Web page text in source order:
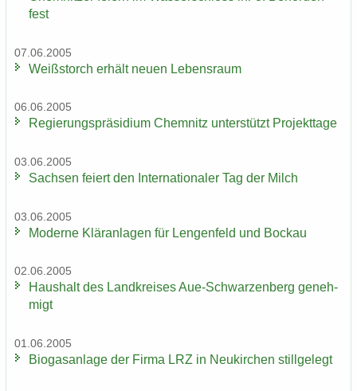
fest
07.06.2005
Weiß­storch er­hält neuen Le­bens­raum
06.06.2005
Re­gie­rungs­prä­si­di­um Chem­nitz un­ter­stützt Pro­jekt­ta­ge
03.06.2005
Sach­sen fei­ert den In­ter­na­tio­na­ler Tag der Milch
03.06.2005
Mo­der­ne Klär­an­la­gen für Len­gen­feld und Bo­ckau
02.06.2005
Haus­halt des Land­krei­ses Aue-​Schwarzenberg ge­neh­
migt
01.06.2005
Bio­gas­an­la­ge der Firma LRZ in Neu­kir­chen still­ge­legt